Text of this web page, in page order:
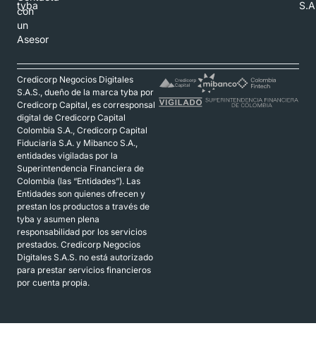
con
un
Asesor
tyba
Credicorp Negocios Digitales
S.A.S., dueño de la marca tyba por
Credicorp Capital, es corresponsal
digital de Credicorp Capital
Colombia S.A., Credicorp Capital
Fiduciaria S.A. y Mibanco S.A.,
entidades vigiladas por la
Superintendencia Financiera de
Colombia (las “Entidades”). Las
Entidades son quienes ofrecen y
prestan los productos a través de
tyba y asumen plena
responsabilidad por los servicios
prestados. Credicorp Negocios
Digitales S.A.S. no está autorizado
para prestar servicios financieros
por cuenta propia.